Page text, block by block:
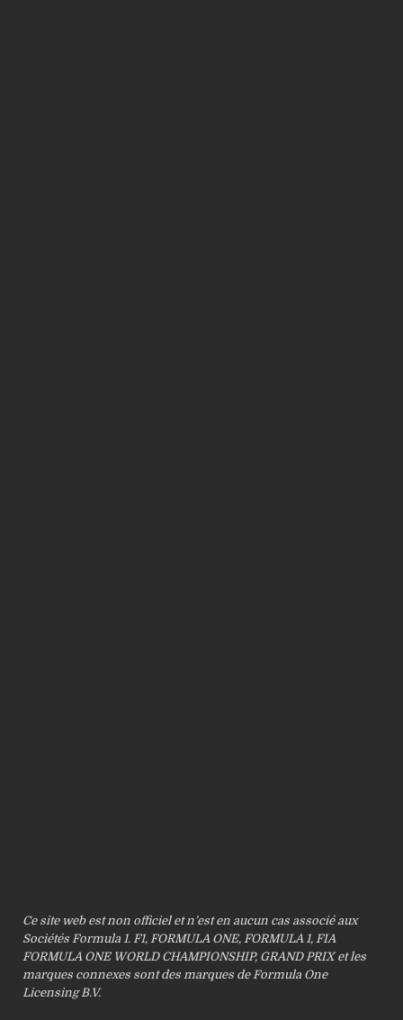
Ce site web est non officiel et n’est en aucun cas associé aux
Sociétés Formula 1. F1, FORMULA ONE, FORMULA 1, FIA
FORMULA ONE WORLD CHAMPIONSHIP, GRAND PRIX et les
marques connexes sont des marques de Formula One
Licensing B.V.